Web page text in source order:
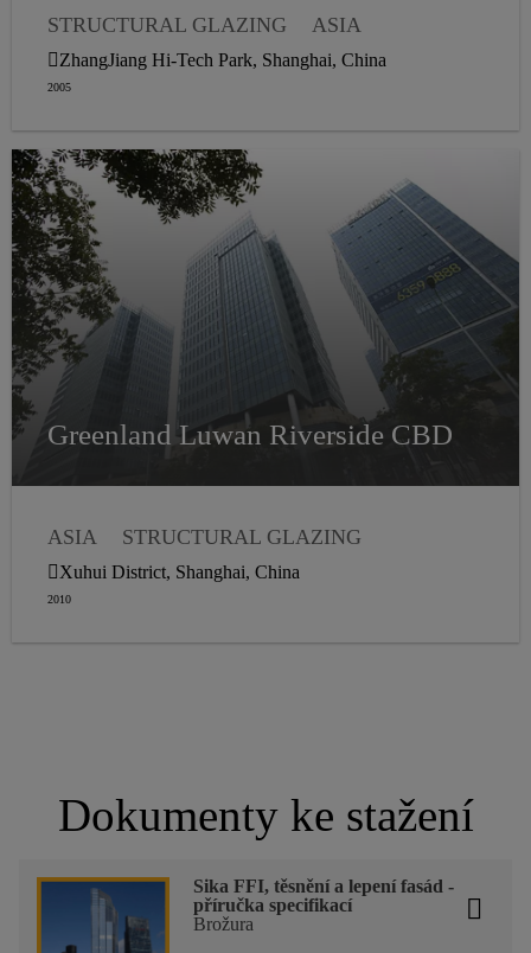
STRUCTURAL GLAZING
ASIA
WEATHER SEALING
ZhangJiang Hi-Tech Park, Shanghai, China
2005
Greenland Luwan Riverside CBD
ASIA
STRUCTURAL GLAZING
WEATHER SEALANTS
Xuhui District, Shanghai, China
2010
Dokumenty ke stažení
Sika FFI, těsnění a lepení fasád -
příručka specifikací
Brožura